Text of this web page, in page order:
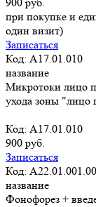
при покупке и
один визит)
Записаться
Код: A17.01.010
название
Микротоки лицо
ухода зоны "лицо
Код: A17.01.010
900 руб.
Записаться
Код:
название
Фонофорез +